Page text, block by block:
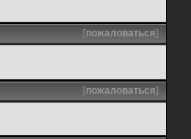
[пожаловаться]
[пожаловаться]